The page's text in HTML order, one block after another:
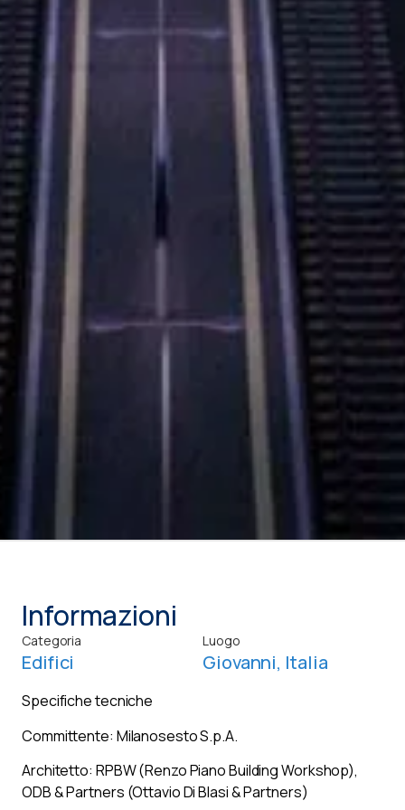
Informazioni
Categoria
Edifici
Luogo
Giovanni, Italia
Specifiche tecniche
Committente: Milanosesto S.p.A.
Architetto: RPBW (Renzo Piano Building Workshop),
ODB & Partners (Ottavio Di Blasi & Partners)